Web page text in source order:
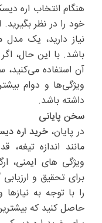
هنگام انتخاب اره
خود را در نظر
نیاز دارید، یک
باشد. با این حال،
آن استفاده می‌کنید،
ویژگی‌ها و دوام
داشته باشد.
سخن پایانی
در پایان،خرید اره
مانند اندازه
ویژگی های ایمنی،
برای تحقیق و
را با توجه به
حاصل کنید که